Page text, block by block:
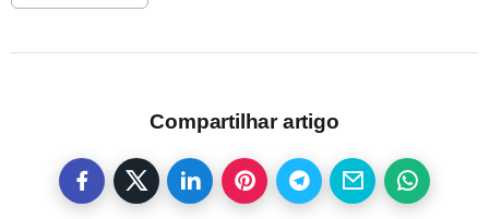
Compartilhar artigo